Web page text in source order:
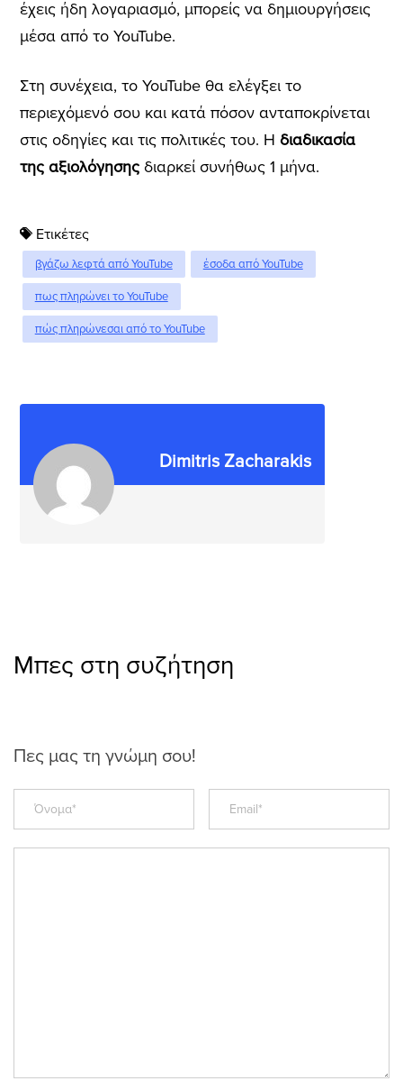
έχεις ήδη λογαριασμό, μπορείς να δημιουργήσεις
μέσα από το YouTube.
Στη συνέχεια, το YouTube θα ελέγξει το
περιεχόμενό σου και κατά πόσον ανταποκρίνεται
στις οδηγίες και τις πολιτικές του. Η διαδικασία
της αξιολόγησηςδιαρκεί συνήθως 1 μήνα.
Ετικέτες
βγάζω λεφτά από YouTube έσοδα από YouTube
πως πληρώνει το YouTube
πώς πληρώνεσαι από το YouTube
Dimitris Zacharakis
Μπες στη συζήτηση
Πες μας τη γνώμη σου!